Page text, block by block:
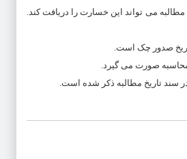
می تواند این خسارت را دریافت کند.
صدور چک است.
محاسبه صورت می گیرد.
در سند تاریخ مطالبه ذکر شده است.